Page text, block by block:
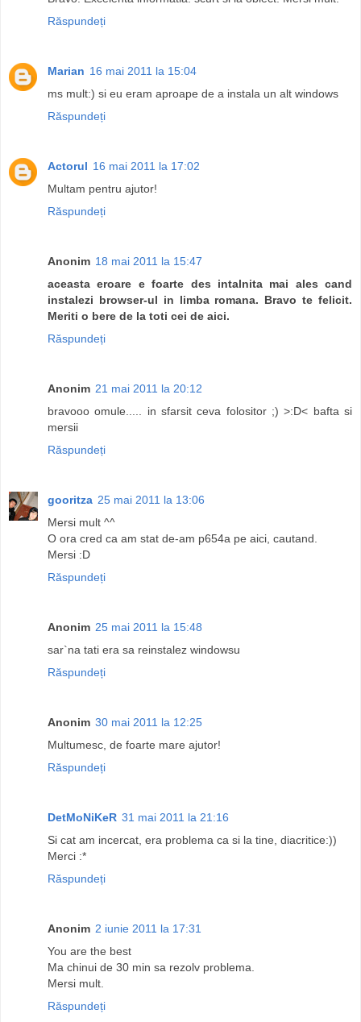
Răspundeți
Marian 16 mai 2011 la 15:04
ms mult:) si eu eram aproape de a instala un alt windows
Răspundeți
Actorul 16 mai 2011 la 17:02
Multam pentru ajutor!
Răspundeți
Anonim 18 mai 2011 la 15:47
aceasta eroare e foarte des intalnita mai ales cand
instalezi browser-ul in limba romana. Bravo te felicit.
Meriti o bere de la toti cei de aici.
Răspundeți
Anonim 21 mai 2011 la 20:12
bravooo omule..... in sfarsit ceva folositor ;) >:D< bafta si
mersii
Răspundeți
gooritza 25 mai 2011 la 13:06
Mersi mult ^^
O ora cred ca am stat de-am p654a pe aici, cautand.
Mersi :D
Răspundeți
Anonim 25 mai 2011 la 15:48
sar`na tati era sa reinstalez windowsu
Răspundeți
Anonim 30 mai 2011 la 12:25
Multumesc, de foarte mare ajutor!
Răspundeți
DetMoNiKeR 31 mai 2011 la 21:16
Si cat am incercat, era problema ca si la tine, diacritice:))
Merci :*
Răspundeți
Anonim 2 iunie 2011 la 17:31
You are the best
Ma chinui de 30 min sa rezolv problema.
Mersi mult.
Răspundeți